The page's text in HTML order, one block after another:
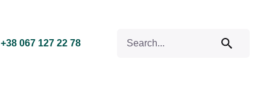
+38 067 127 22 78